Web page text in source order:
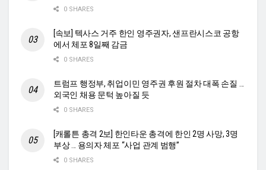
0 SHARES
[속보] 텍사스 거주 한인 영주권자, 샌프란시스코 공항
에서 체포 8일째 감금
0 SHARES
트럼프 행정부, 취업이민 영주권 후원 절차 대폭 손질 …
외국인 채용 문턱 높아질 듯
0 SHARES
[캐롤튼 총격 2보] 한인타운 총격에 한인 2명 사망, 3명
부상 … 용의자 체포 “사업 관계 범행”
0 SHARES